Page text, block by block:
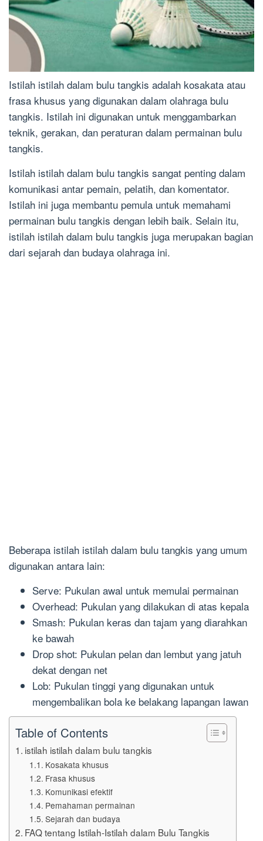
Istilah istilah dalam bulu tangkis adalah kosakata atau
frasa khusus yang digunakan dalam olahraga bulu
tangkis. Istilah ini digunakan untuk menggambarkan
teknik, gerakan, dan peraturan dalam permainan bulu
tangkis.
Istilah istilah dalam bulu tangkis sangat penting dalam
komunikasi antar pemain, pelatih, dan komentator.
Istilah ini juga membantu pemula untuk memahami
permainan bulu tangkis dengan lebih baik. Selain itu,
istilah istilah dalam bulu tangkis juga merupakan bagian
dari sejarah dan budaya olahraga ini.
Beberapa istilah istilah dalam bulu tangkis yang umum
digunakan antara lain:
Serve: Pukulan awal untuk memulai permainan
Overhead: Pukulan yang dilakukan di atas kepala
Smash: Pukulan keras dan tajam yang diarahkan
ke bawah
Drop shot: Pukulan pelan dan lembut yang jatuh
dekat dengan net
Lob: Pukulan tinggi yang digunakan untuk
mengembalikan bola ke belakang lapangan lawan
Table of Contents
istilah istilah dalam bulu tangkis
Kosakata khusus
Frasa khusus
Komunikasi efektif
Pemahaman permainan
Sejarah dan budaya
FAQ tentang Istilah-Istilah dalam Bulu Tangkis